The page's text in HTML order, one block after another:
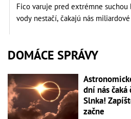
Fico varuje pred extrémne suchou
vody nestačí, čakajú nás
DOMÁCE SPRÁVY
dní nás
Slnka!
začne